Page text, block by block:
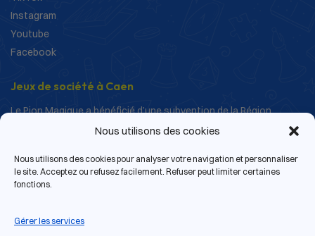
Nous utilisons des cookies
Nous utilisons des cookies pour analyser votre navigation et personnaliser
le site. Acceptez ou refusez facilement. Refuser peut limiter certaines
fonctions.
Gérer les services
Instagram
Youtube
Facebook
Jeux de société à Caen
Le Pion Magique a bénéficié d’une subvention de la Région
Normandie dans le cadre de ses actions de structuration et de